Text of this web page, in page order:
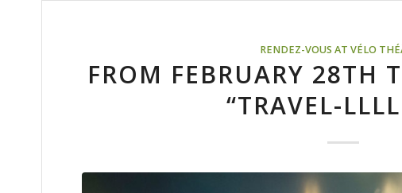
RENDEZ-VOUS AT VÉLO
FROM FEBRUARY 28TH
“TRAVEL-